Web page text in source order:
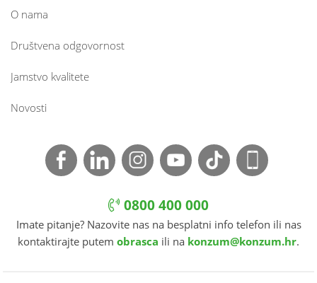
O nama
Društvena odgovornost
Jamstvo kvalitete
Novosti
0800 400 000
Imate pitanje? Nazovite nas na besplatni info telefon ili nas
kontaktirajte putem obrasca ili na konzum@konzum.hr.